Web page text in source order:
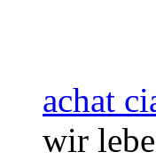
achat
wir